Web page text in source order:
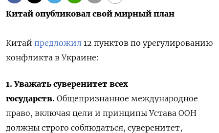
Китай опубликовал свой мирный план
Китай предложил 12 пунктов по урегулированию
конфликта в Украине:
1. Уважать суверенитет всех
государств. Общепризнанное международное
право, включая цели и принципы Устава ООН
должны строго соблюдаться, суверенитет,